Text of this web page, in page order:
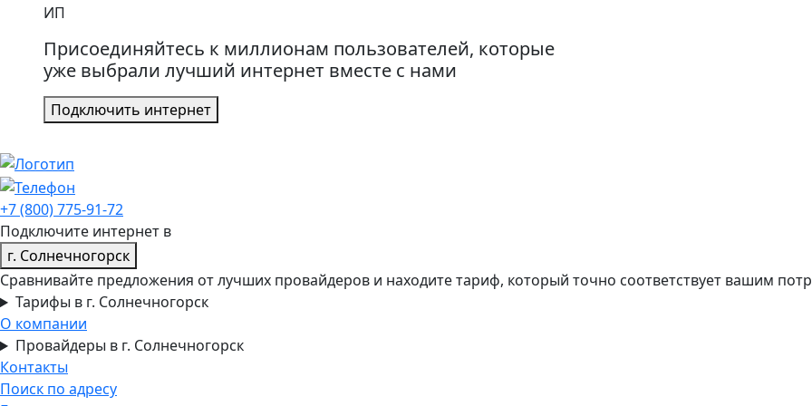
ИП
Присоединяйтесь к миллионам пользователей, которые
уже выбрали лучший интернет вместе с нами
Подключить интернет
+7 (800) 775-91-72
Подключите интернет в
г. Солнечногорск
Сравнивайте предложения от лучших провайдеров и находите тариф, который точно соответствует вашим
Тарифы в г. Солнечногорск
О компании
Провайдеры в г. Солнечногорск
Контакты
Поиск по адресу